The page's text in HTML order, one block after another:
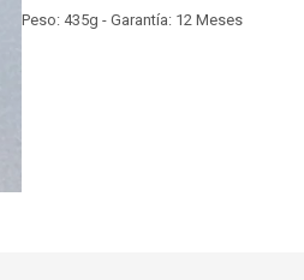
Peso: 435g - Garantía: 12 Meses